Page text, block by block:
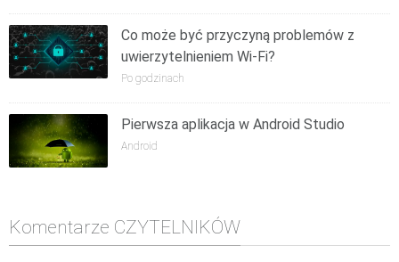
Co może być przyczyną problemów z
uwierzytelnieniem Wi-Fi?
Po godzinach
Pierwsza aplikacja w Android Studio
Android
Komentarze CZYTELNIKÓW